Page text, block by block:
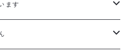
き COMPLETE SET
ます